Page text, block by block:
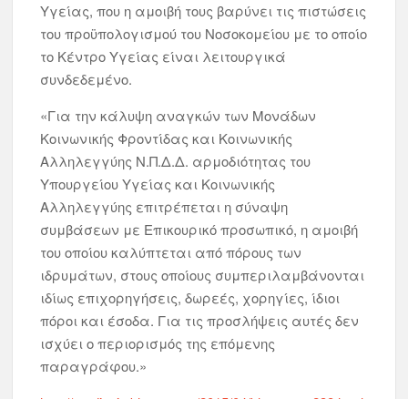
Υγείας, που η αμοιβή τους βαρύνει τις πιστώσεις
του προϋπολογισμού του Νοσοκομείου με το οποίο
το Κέντρο Υγείας είναι λειτουργικά
συνδεδεμένο.
«Για την κάλυψη αναγκών των Μονάδων
Κοινωνικής Φροντίδας και Κοινωνικής
Αλληλεγγύης Ν.Π.Δ.Δ. αρμοδιότητας του
Υπουργείου Υγείας και Κοινωνικής
Αλληλεγγύης επιτρέπεται η σύναψη
συμβάσεων με Επικουρικό προσωπικό, η αμοιβή
του οποίου καλύπτεται από πόρους των
ιδρυμάτων, στους οποίους συμπεριλαμβάνονται
ιδίως επιχορηγήσεις, δωρεές, χορηγίες, ίδιοι
πόροι και έσοδα. Για τις προσλήψεις αυτές δεν
ισχύει ο περιορισμός της επόμενης
παραγράφου.»